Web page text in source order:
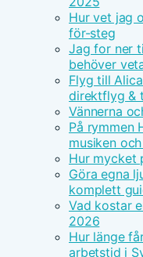
Hur vet jag
för-steg
Jag for ner
behöver
Flyg till
direktflyg &
Vännerna
På rymmen
musiken
Hur mycket
Göra egna
komplett
Vad kostar
2026
Hur länge
arbetstid i